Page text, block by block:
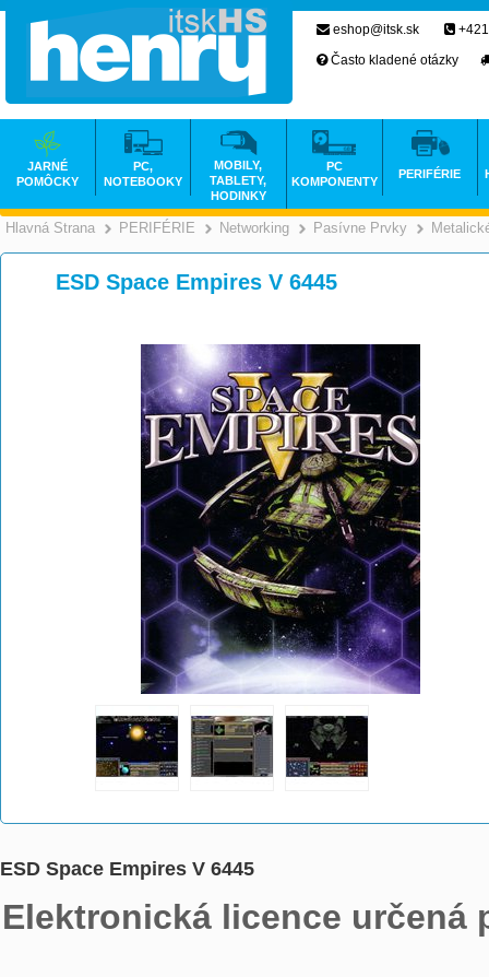
Hlavná Strana >
PERIFÉRIE >
Networking >
Pasívne Prvky
ESD Space Empires V 6445
ESD Space Empires V 6445
Elektronická licence určená
eshop@itsk.sk
Často kladené otázky
JARNÉ
POMÔCKY
PC,
NOTEBOOKY
MOBILY,
TABLETY,
HODINKY
PC
KOMPONENTY
PERIFÉRIE